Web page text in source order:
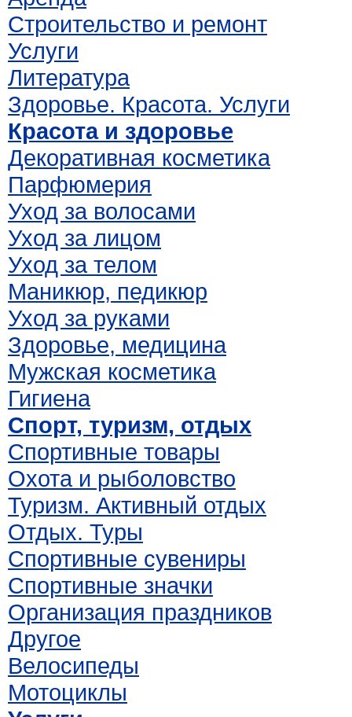
Строительство и ремонт
Услуги
Литература
Здоровье. Красота. Услуги
Красота и здоровье
Декоративная косметика
Парфюмерия
Уход за волосами
Уход за лицом
Уход за телом
Маникюр, педикюр
Уход за руками
Здоровье, медицина
Мужская косметика
Гигиена
Спорт, туризм, отдых
Спортивные товары
Охота и рыболовство
Туризм. Активный отдых
Отдых. Туры
Спортивные сувениры
Спортивные значки
Организация праздников
Другое
Велосипеды
Мотоциклы